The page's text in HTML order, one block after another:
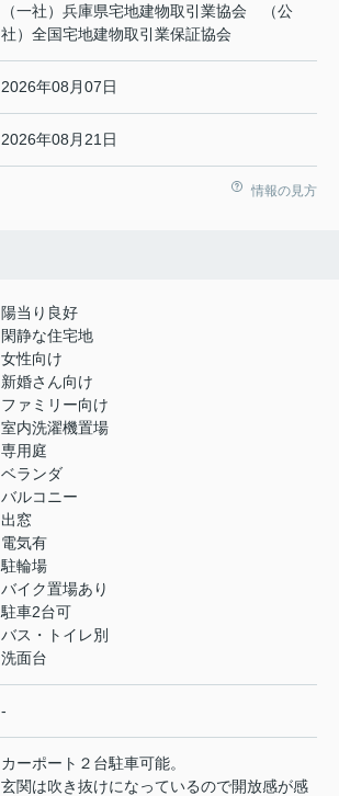
（一社）兵庫県宅地建物取引業協会 （公
社）全国宅地建物取引業保証協会
2026年08月07日
2026年08月21日
情報の見方
陽当り良好
閑静な住宅地
女性向け
新婚さん向け
ファミリー向け
室内洗濯機置場
専用庭
ベランダ
バルコニー
出窓
電気有
駐輪場
バイク置場あり
駐車2台可
バス・トイレ別
洗面台
-
カーポート２台駐車可能。
玄関は吹き抜けになっているので開放感が感